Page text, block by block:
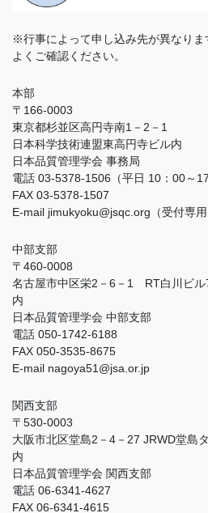
※行事によって申し込み先が異なりま
よくご確認ください。
本部
〒166-0003
東京都杉並区高円寺南1－2－1
日本科学技術連盟東高円寺ビル内
日本品質管理学会 事務局
電話 03-5378-1506（平日 10：00～17
FAX 03-5378-1507
E-mail jimukyoku@jsqc.org（受付専用
中部支部
〒460-0008
名古屋市中区栄2－6－1 RT白川ビル
内
日本品質管理学会 中部支部
電話 050-1742-6188
FAX 050-3535-8675
E-mail nagoya51@jsa.or.jp
関西支部
〒530-0003
大阪市北区堂島2－4－27 JRWD堂島
内
日本品質管理学会 関西支部
電話 06-6341-4627
FAX 06-6341-4615